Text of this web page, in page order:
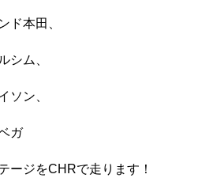
ド本田、
シム、
ソン、
ガ
ージをCHRで走ります！